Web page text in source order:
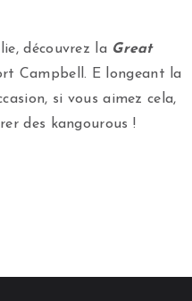
découvrez la Great
Campbell. E longeant la
si vous aimez cela,
des kangourous !